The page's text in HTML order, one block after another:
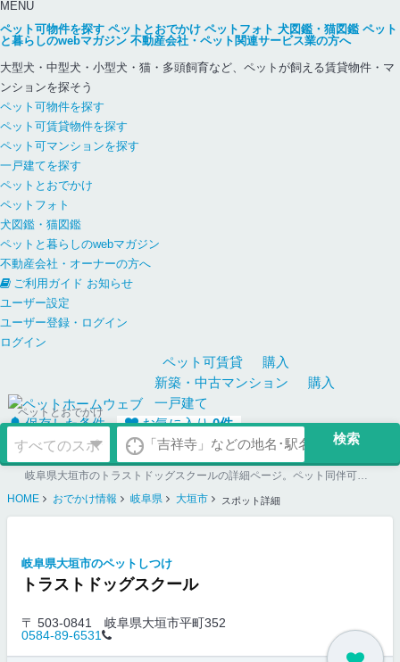
MENU
ペット可物件を探す ペットとおでかけ ペットフォト 犬図鑑・猫図鑑 ペット
と暮らしのwebマガジン 不動産会社・ペット関連サービス業の方へ
大型犬・中型犬・小型犬・猫・多頭飼育など、ペットが飼える賃貸物件・マ
ンションを探そう
ペット可物件を探す
ペット可賃貸物件を探す
ペット可マンションを探す
一戸建てを探す
ペットとおでかけ
ペットフォト
犬図鑑・猫図鑑
ペットと暮らしのwebマガジン
不動産会社・オーナーの方へ
ご利用ガイド お知らせ
ユーザー設定
ユーザー登録・ログイン
ログイン
ペット可賃貸
購入
新築・中古マンション
購入
一戸建て
保存した条件
お気に入り0件
ペットとおでかけ
岐阜県大垣市のトラストドッグスクールの詳細ページ。ペット同伴可のお店探しならペットホームウェブ。ペット可賃貸のお部屋探し、ペット可マンション購入のご検討時にもご利用ください。
HOME
おでかけ情報 岐阜県 大垣市 スポット詳細
岐阜県大垣市のペットしつけ
トラストドッグスクール
〒 503-0841
岐阜県大垣市平町352
0584-89-6531